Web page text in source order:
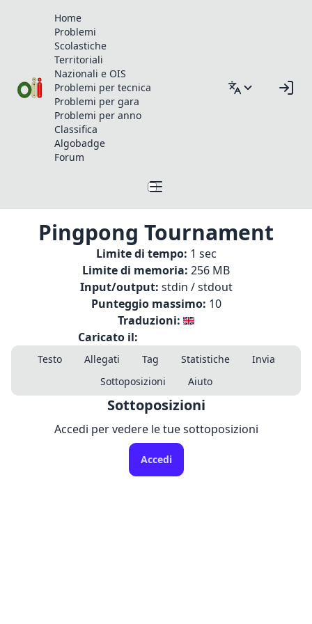
Home
Problemi
Scolastiche
Territoriali
Nazionali e OIS
Problemi per tecnica
Problemi per gara
Problemi per anno
Classifica
Algobadge
Forum
Pingpong Tournament
Limite di tempo: 1 sec
Limite di memoria: 256 MB
Input/output: stdin / stdout
Punteggio massimo: 10
Traduzioni:
Caricato il:
Testo Allegati Tag Statistiche
Invia
Sottoposizioni
Aiuto
Sottoposizioni
Accedi per vedere le tue sottoposizioni
Accedi